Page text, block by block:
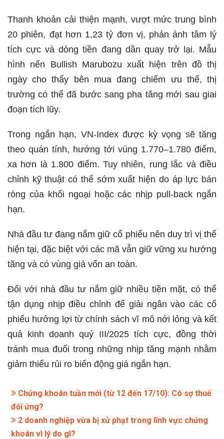
Thanh khoản cải thiện mạnh, vượt mức trung bình
20 phiên, đạt hơn 1,23 tỷ đơn vị, phản ánh tâm lý
tích cực và dòng tiền đang dần quay trở lại. Mẫu
hình nến Bullish Marubozu xuất hiện trên đồ thị
ngày cho thấy bên mua đang chiếm ưu thế, thị
trường có thể đã bước sang pha tăng mới sau giai
đoạn tích lũy.
Trong ngắn hạn, VN-Index được kỳ vọng sẽ tăng
theo quán tính, hướng tới vùng 1.770–1.780 điểm,
xa hơn là 1.800 điểm. Tuy nhiên, rung lắc và điều
chỉnh kỹ thuật có thể sớm xuất hiện do áp lực bán
ròng của khối ngoại hoặc các nhịp pull-back ngắn
hạn.
Nhà đầu tư đang nắm giữ cổ phiếu nên duy trì vị thế
hiện tại, đặc biệt với các mã vẫn giữ vững xu hướng
tăng và có vùng giá vốn an toàn.
Đối với nhà đầu tư nắm giữ nhiều tiền mặt, có thể
tận dụng nhịp điều chỉnh để giải ngân vào các cổ
phiếu hưởng lợi từ chính sách vĩ mô nới lỏng và kết
quả kinh doanh quý III/2025 tích cực, đồng thời
tránh mua đuổi trong những nhịp tăng mạnh nhằm
giảm thiểu rủi ro biến động giá ngắn hạn.
Chứng khoán tuần mới (từ 12 đến 17/10): Có sợ thuế
đối ứng?
2 doanh nghiệp vừa bị xử phạt trong lĩnh vực chứng
khoán vì lý do gì?